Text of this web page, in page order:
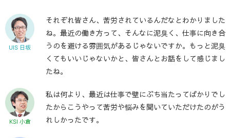
UIS 日坂
それぞれ皆さん、苦労されているんだなとわかりました
ね。最近の働き方って、そんなに泥臭く、仕事に向き合
うのを避ける雰囲気があるじゃないですか。もっと泥臭
くてもいいじゃないかと、皆さんとお話をして感じまし
たね。
KSI 小倉
私は何より、最近は仕事で壁にぶち当たってばかりでし
たからこうやって苦労や悩みを聞いていただけたのがう
れしかったです。